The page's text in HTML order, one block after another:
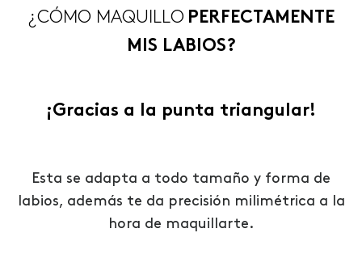
¿CÓMO MAQUILLO PERFECTAMENTE
MIS LABIOS?
¡Gracias a la punta triangular!
Esta se adapta a todo tamaño y forma de
labios, además te da precisión milimétrica a la
hora de maquillarte.